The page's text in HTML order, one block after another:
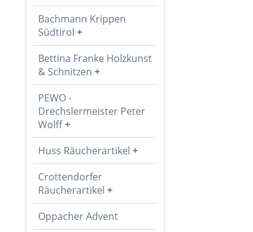
Bachmann Krippen
Südtirol
Bettina Franke Holzkunst
& Schnitzen
PEWO -
Drechslermeister Peter
Wolff
Huss Räucherartikel
Crottendorfer
Räucherartikel
Oppacher Advent